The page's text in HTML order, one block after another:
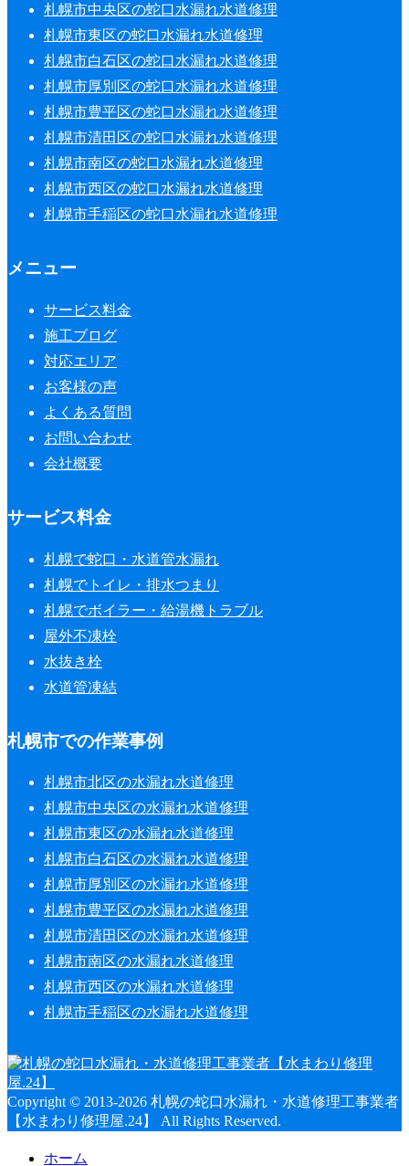
札幌市中央区の蛇口水漏れ水道修理
札幌市東区の蛇口水漏れ水道修理
札幌市白石区の蛇口水漏れ水道修理
札幌市厚別区の蛇口水漏れ水道修理
札幌市豊平区の蛇口水漏れ水道修理
札幌市清田区の蛇口水漏れ水道修理
札幌市南区の蛇口水漏れ水道修理
札幌市西区の蛇口水漏れ水道修理
札幌市手稲区の蛇口水漏れ水道修理
メニュー
サービス料金
施工ブログ
対応エリア
お客様の声
よくある質問
お問い合わせ
会社概要
サービス料金
札幌で蛇口・水道管水漏れ
札幌でトイレ・排水つまり
札幌でボイラー・給湯機トラブル
屋外不凍栓
水抜き栓
水道管凍結
札幌市での作業事例
札幌市北区の水漏れ水道修理
札幌市中央区の水漏れ水道修理
札幌市東区の水漏れ水道修理
札幌市白石区の水漏れ水道修理
札幌市厚別区の水漏れ水道修理
札幌市豊平区の水漏れ水道修理
札幌市清田区の水漏れ水道修理
札幌市南区の水漏れ水道修理
札幌市西区の水漏れ水道修理
札幌市手稲区の水漏れ水道修理
Copyright © 2013-2026 札幌の蛇口水漏れ・水道修理工事業者
【水まわり修理屋.24】 All Rights Reserved.
ホーム